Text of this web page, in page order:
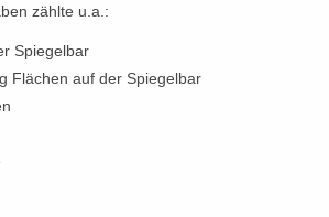
zählte u.a.:
Spiegelbar
Flächen auf der Spiegelbar